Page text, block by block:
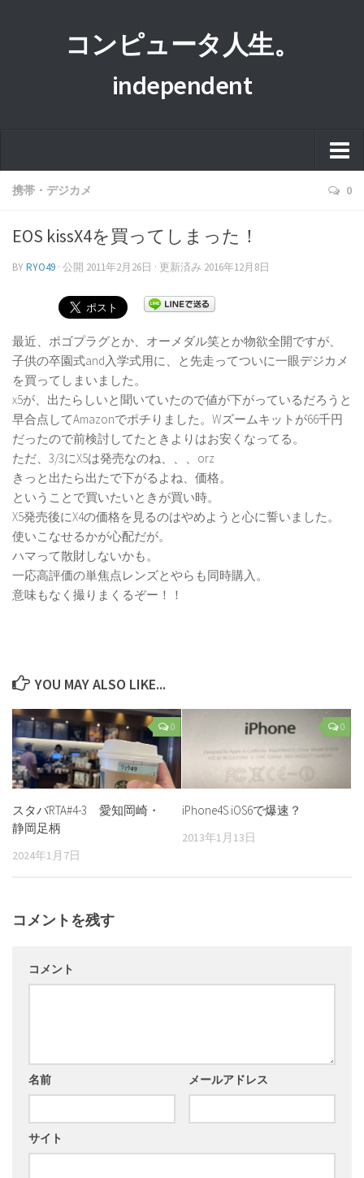
コンピュータ人生。
independent
ホーム
プライバシーポリシー
運営者情報
携帯・デジカメ 0
EOS kissX4を買ってしまった！
BYRYO49 · 公開 2011年2月26日 · 更新済み 2016年12月8日
最近、ポゴプラグとか、オーメダル笑とか物欲全開ですが、
子供の卒園式and入学式用に、と先走ってついに一眼デジカメ
を買ってしまいました。
x5が、出たらしいと聞いていたので値が下がっているだろうと
早合点してAmazonでポチりました。Wズームキットが66千円
だったので前検討してたときよりはお安くなってる。
ただ、3/3にX5は発売なのね、、、orz
きっと出たら出たで下がるよね、価格。
ということで買いたいときが買い時。
X5発売後にX4の価格を見るのはやめようと心に誓いました。
使いこなせるかが心配だが。
ハマって散財しないかも。
一応高評価の単焦点レンズとやらも同時購入。
意味もなく撮りまくるぞー！！
YOU MAY ALSO LIKE...
0
スタバRTA#4-3 愛知岡崎・
静岡足柄
2024年1月7日
0
iPhone4S iOS6で爆速？
2013年1月13日
コメントを残す
コメント
名前 メールアドレス
サイト